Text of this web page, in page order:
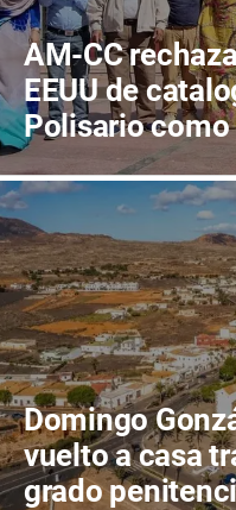
AM-CC
EEUU de
Polisario
terrorista
Domingo
vuelto a casa
grado